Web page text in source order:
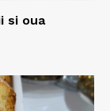
si oua